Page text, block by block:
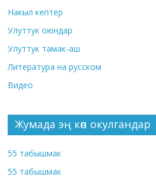
Накыл кептер
Улуттук оюндар
Улуттук тамак-аш
Литература на русском
Видео
Жумада эң көп окулгандар
55 табышмак
55 табышмак